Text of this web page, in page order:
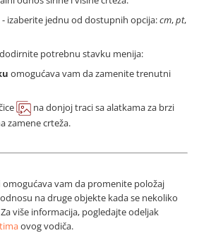
- izaberite jednu od dostupnih opcija:cm,pt,
potrebnu stavku menija:
omogućava vam da zamenite trenutni
na donjoj traci sa alatkama za brzi
zamene crteža.
omogućava vam da promenite položaj
na druge objekte kada se nekoliko
više informacija, pogledajte odeljak
ovog vodiča.